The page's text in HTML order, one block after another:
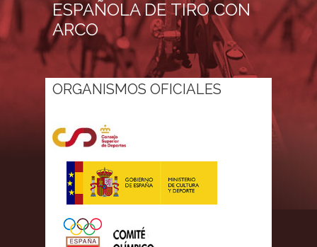
ESPAÑOLA DE TIRO CON
ARCO
ORGANISMOS OFICIALES